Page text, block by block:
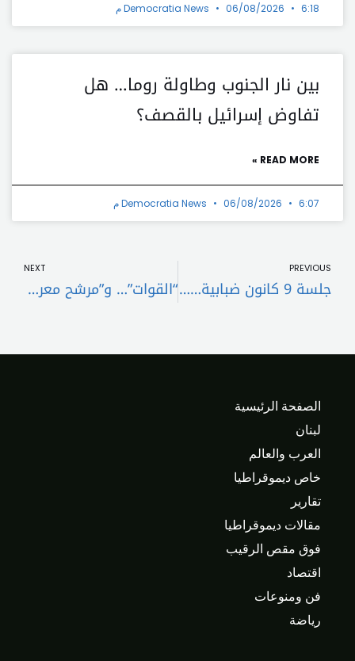
Democratia News 06/08/2026 6:18 م
بين نار الجنوب وطاولة روما… هل
تفاوض إسرائيل بالقصف؟
READ MORE »
Democratia News 06/08/2026 6:07 م
PREVIOUS
جلسة 9 كانون ضبابية… ماذا عن إفقادها النصاب؟
NEXT
“القوات”… و”مرشح معركة”
الصفحة الرئيسية
لبنان
العرب والعالم
خاص ديموقراطيا
تقارير
مقالات ديموقراطيا
فوق مقص الرقيب
اقتصاد
فن ومنوعات
رياضة